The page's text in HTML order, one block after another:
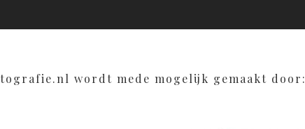
wordt mede mogelijk gemaakt door: